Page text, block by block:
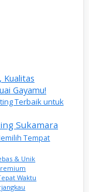
Kualitas
Gayamu!
Terbaik untuk
Sukamara
Tempat
& Unik
Waktu